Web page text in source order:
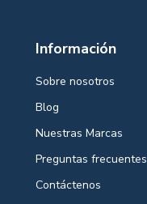
Información
Sobre nosotros
Blog
Nuestras Marcas
Preguntas frecuentes
Contáctenos